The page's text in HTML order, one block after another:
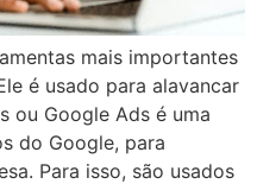
mais importantes
é usado para alavancar
ou Google Ads é uma
do Google, para
Para isso, são usados